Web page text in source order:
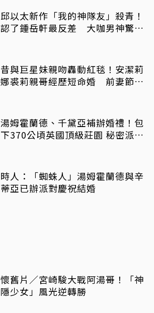
邱以太新作「我的神隊友」殺青！
認了鍾岳軒最反差 大咖男神驚喜
昔與巨星妹親吻轟動紅毯！安潔莉
娜裘莉親哥經歷短命婚 前妻節目
湯姆霍蘭德、千黛亞補辦婚禮！包
下370公頃英國頂級莊園 秘密派對
時人：「蜘蛛人」湯姆霍蘭德與辛
蒂亞已辦派對慶祝結婚
懷舊片／宮崎駿大戰阿湯哥！「神
隱少女」風光逆轉勝